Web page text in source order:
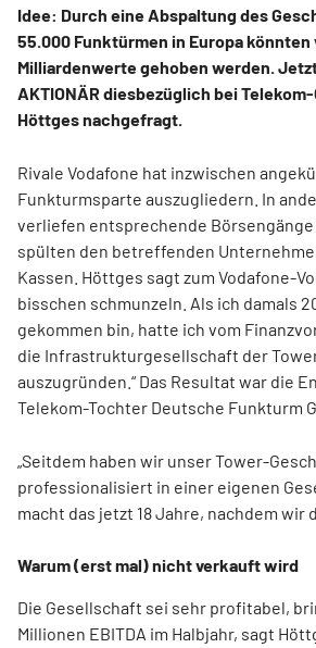
Idee: Durch eine Abspaltung des
55.000 Funktürmen in Europa
Milliardenwerte gehoben werden.
AKTIONÄR diesbezüglich bei
Höttges nachgefragt.
Rivale Vodafone hat inzwischen
Funkturmsparte auszugliedern. In
verliefen entsprechende
spülten den betreffenden
Kassen. Höttges sagt zum Vodafone-
bisschen schmunzeln. Als ich damals
gekommen bin, hatte ich vom
die Infrastrukturgesellschaft der
auszugründen.“ Das Resultat war die
Telekom-Tochter Deutsche Funkturm
„Seitdem haben wir unser Tower-
professionalisiert in einer eigenen
macht das jetzt 18 Jahre, nachdem wir
Warum (erst mal) nicht verkauft wird
Die Gesellschaft sei sehr profitabel,
Millionen EBITDA im Halbjahr, sagt